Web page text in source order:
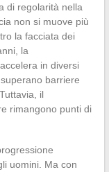
di regolarità nella
non si muove più
la facciata dei
la
in diversi
barriere
il
rimangono punti di
uomini. Ma con